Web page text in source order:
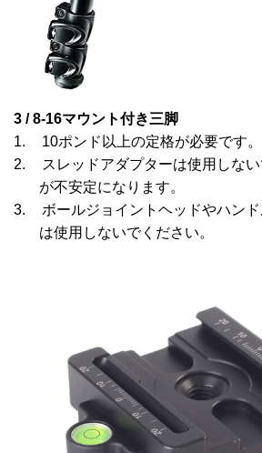
3 / 8-16マウント付き三脚
1.
10ポンド以上の定格が必要です。
2.
スレッドアダプターは使用しな
が不安定になります。
3.
ボールジョイントヘッドやハン
は使用しないでください。